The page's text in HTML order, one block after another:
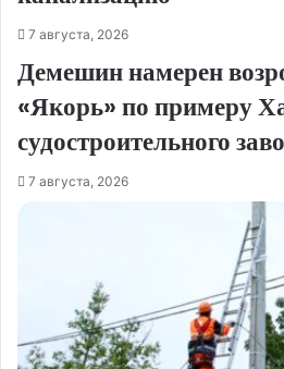
7 августа, 2026
Демешин намерен
«Якорь» по примеру
судостроительного
7 августа, 2026